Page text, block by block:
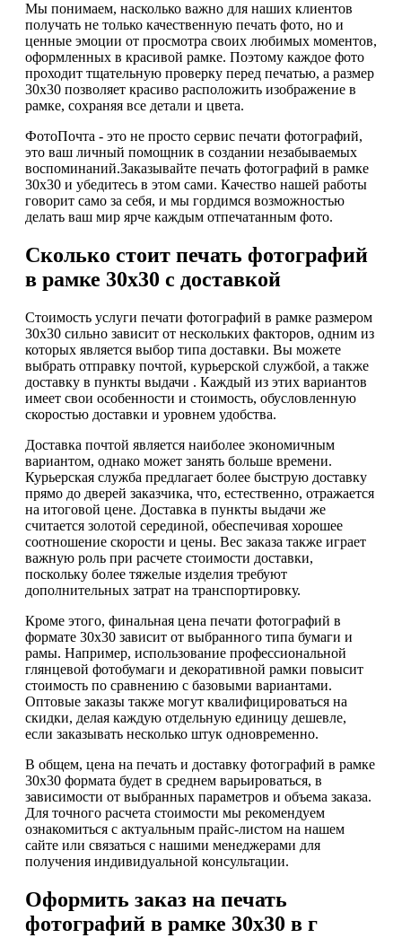
Мы понимаем, насколько важно для наших клиентов
получать не только качественную печать фото, но и
ценные эмоции от просмотра своих любимых моментов,
оформленных в красивой рамке. Поэтому каждое фото
проходит тщательную проверку перед печатью, а размер
30х30 позволяет красиво расположить изображение в
рамке, сохраняя все детали и цвета.
ФотоПочта - это не просто сервис печати фотографий,
это ваш личный помощник в создании незабываемых
воспоминаний.Заказывайте печать фотографий в рамке
30х30 и убедитесь в этом сами. Качество нашей работы
говорит само за себя, и мы гордимся возможностью
делать ваш мир ярче каждым отпечатанным фото.
Сколько стоит печать фотографий
в рамке 30х30 с доставкой
Стоимость услуги печати фотографий в рамке размером
30х30 сильно зависит от нескольких факторов, одним из
которых является выбор типа доставки. Вы можете
выбрать отправку почтой, курьерской службой, а также
доставку в пункты выдачи . Каждый из этих вариантов
имеет свои особенности и стоимость, обусловленную
скоростью доставки и уровнем удобства.
Доставка почтой является наиболее экономичным
вариантом, однако может занять больше времени.
Курьерская служба предлагает более быструю доставку
прямо до дверей заказчика, что, естественно, отражается
на итоговой цене. Доставка в пункты выдачи же
считается золотой серединой, обеспечивая хорошее
соотношение скорости и цены. Вес заказа также играет
важную роль при расчете стоимости доставки,
поскольку более тяжелые изделия требуют
дополнительных затрат на транспортировку.
Кроме этого, финальная цена печати фотографий в
формате 30х30 зависит от выбранного типа бумаги и
рамы. Например, использование профессиональной
глянцевой фотобумаги и декоративной рамки повысит
стоимость по сравнению с базовыми вариантами.
Оптовые заказы также могут квалифицироваться на
скидки, делая каждую отдельную единицу дешевле,
если заказывать несколько штук одновременно.
В общем, цена на печать и доставку фотографий в рамке
30х30 формата будет в среднем варьироваться, в
зависимости от выбранных параметров и объема заказа.
Для точного расчета стоимости мы рекомендуем
ознакомиться с актуальным прайс-листом на нашем
сайте или связаться с нашими менеджерами для
получения индивидуальной консультации.
Оформить заказ на печать
фотографий в рамке 30х30 в г